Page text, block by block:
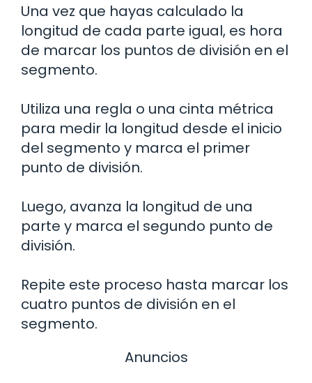
Una vez que hayas calculado la
longitud de cada parte igual, es hora
de marcar los puntos de división en el
segmento.
Utiliza una regla o una cinta métrica
para medir la longitud desde el inicio
del segmento y marca el primer
punto de división.
Luego, avanza la longitud de una
parte y marca el segundo punto de
división.
Repite este proceso hasta marcar los
cuatro puntos de división en el
segmento.
Anuncios